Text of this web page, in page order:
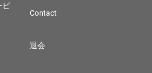
ビ
Contact
退会